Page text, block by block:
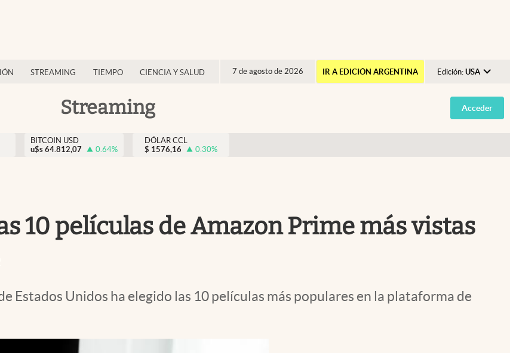
STREAMING TIEMPO CIENCIA Y SALUD 7 de agosto de 2026 IR A EDICIÓN ARGENTINA Edición: USA
Argentina
España
Streaming Acceder
BITCOIN USD
u$s 64.812,07 0.64%
DÓLAR CCL
$ 1576,16 0.30%
10 películas de Amazon Prime más vistas
Estados Unidos ha elegido las 10 películas más populares en la plataforma de